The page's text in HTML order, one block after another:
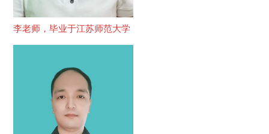
李老师，毕业于江苏师范大学